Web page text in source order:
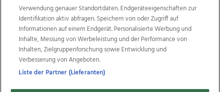
Weitere Angebote des Medienhauses Wimmer
TV1 di-mog-i.at OÖNow
Ischler Woche
Life Radio
OÖNachrichten
OÖN Immobilien
OÖN Karriere
OÖN Reise
Promenaden Galerien
Regionaljobs
wasistlos.at
Verwendung genauer Standortdaten. Endgeräteeigenschaften zur
Identifikation aktiv abfragen. Speichern von oder Zugriff auf
Informationen auf einem Endgerät. Personalisierte Werbung und
Inhalte, Messung von Werbeleistung und der Performance von
Inhalten, Zielgruppenforschung sowie Entwicklung und
Verbesserung von Angeboten.
Liste der Partner (Lieferanten)